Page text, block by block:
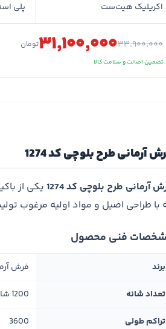
اکریلیک هیت‌ست پلی
۳۳٬۹۰۰٬۰۰۰۳۱٬۱۰۰٬۰۰۰تومان
تضمین اصالت و سلامت کالا
آرمانی طرح بلوچی کد 1274
آرمانی طرح بلوچی کد 1274
یکی از
با طراحی اصیل و مواد اولیه مرغوب
فنی محصول
برند فرش
تعداد شانه 1200 شانه
تراکم طولی 3600